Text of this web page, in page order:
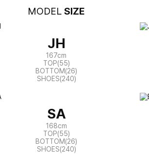
MODEL SIZE
JH
167cm
TOP(55)
BOTTOM(26)
SHOES(240)
SA
168cm
TOP(55)
BOTTOM(26)
SHOES(240)